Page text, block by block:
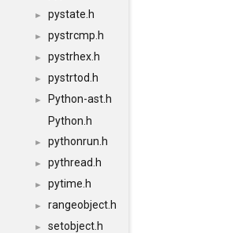
► pystate.h
► pystrcmp.h
► pystrhex.h
► pystrtod.h
►
Python-ast.h
Python.h
► pythonrun.h
► pythread.h
► pytime.h
► rangeobject.h
► setobject.h